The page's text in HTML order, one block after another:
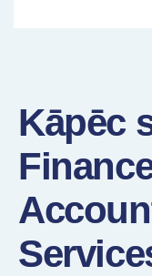
Kāpēc